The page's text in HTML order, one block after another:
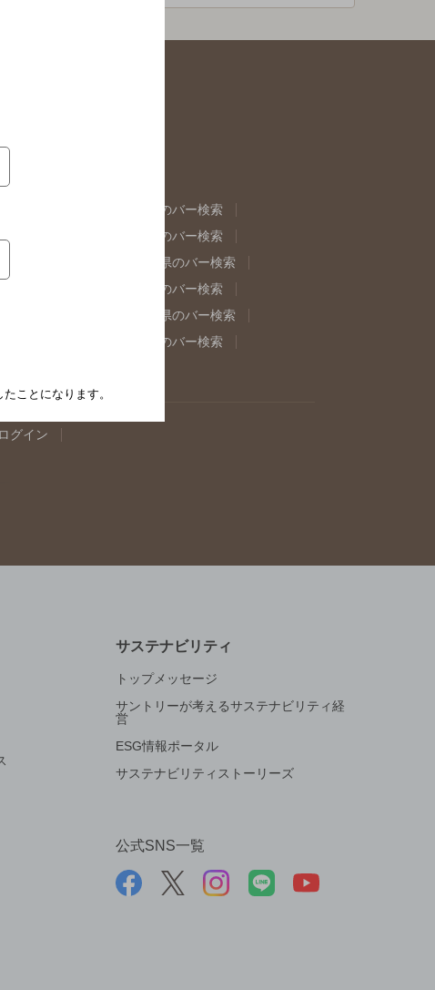
福島県のバー検索
東京都のバー検索
岐阜県のバー検索
奈良県のバー検索
島根県のバー検索
佐賀県のバー検索
グイン
サステナビリティ
トップメッセージ
サントリーが考えるサステナビリティ経
営
ESG情報ポータル
サステナビリティストーリーズ
公式SNS一覧
ことになります。